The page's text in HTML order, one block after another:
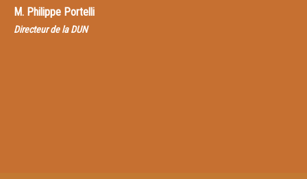
M. Philippe Portelli
Directeur de la DUN